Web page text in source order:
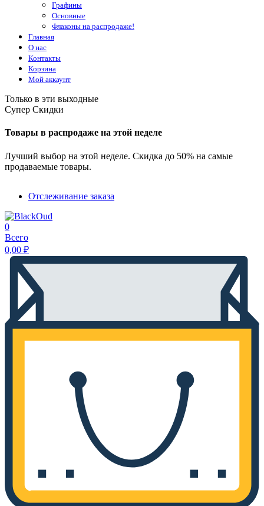
Графины
Основные
Флаконы на распродаже!
Главная
О нас
Контакты
Корзина
Мой аккаунт
Только в эти выходные
Супер Скидки
Товары в распродаже на этой неделе
Лучший выбор на этой неделе. Скидка до 50% на самые
продаваемые товары.
Отслеживание заказа
0
Всего
0,00 ₽